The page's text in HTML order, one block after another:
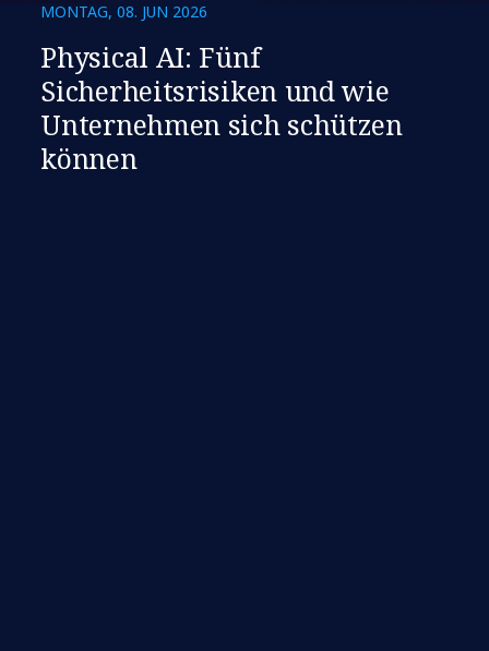
MONTAG, 08. JUN 2026
Physical AI: Fünf
Sicherheitsrisiken und wie
Unternehmen sich schützen
können